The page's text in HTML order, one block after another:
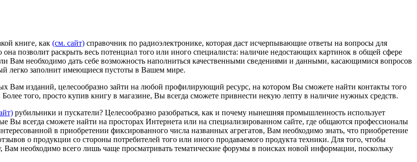
книге, как (см. сайт) справочник по радиоэлектронике, которая даст исчерпывающие ответы на вопросы для
позволит раскрыть весь потенциал того или иного специалиста: наличие недостающих картинок в общей сфере
Вам необходимо дать себе возможность наполниться качественными сведениями и данными, касающимися вопросов
легко заполнит имеющиеся пустоты в Вашем мире.
Вам изданий, целесообразно зайти на любой профилирующий ресурс, на котором Вы сможете найти контакты того
того, просто купив книгу в магазине, Вы всегда сможете привнести некую лепту в наличие нужных средств.
рубильники и пускатели? Целесообразно разобраться, как и почему нынешняя промышленность использует
Вы всегда сможете найти на просторах Интернета или на специализированном сайте, где общаются профессионалы
в приобретении фиксированного числа названных агрегатов, Вам необходимо знать, что приобретение
о продукции со стороны потребителей того или иного продаваемого продукта техники. Для того, чтобы
необходимо всего лишь чаще просматривать тематические форумы в поисках новой информации, поскольку